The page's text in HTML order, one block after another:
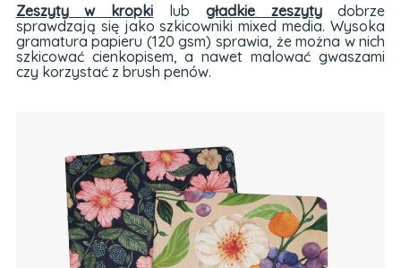
Zeszyty w kropki lub gładkie zeszytydobrze
sprawdzają się jako szkicowniki mixed media. Wysoka
gramatura papieru (120 gsm) sprawia, że można w nich
szkicować cienkopisem, a nawet malować gwaszami
czy korzystać z brush penów.